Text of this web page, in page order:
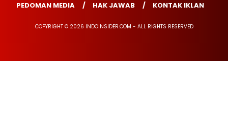
PEDOMAN MEDIA
HAK JAWAB KONTAK IKLAN
COPYRIGHT © 2026 INDOINSIDER.COM - ALL RIGHTS RESERVED